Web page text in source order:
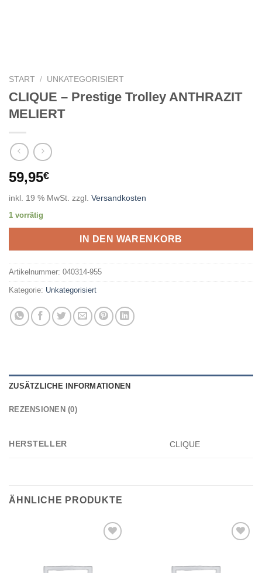
START / UNKATEGORISIERT
CLIQUE – Prestige Trolley ANTHRAZIT
MELIERT
59,95€
inkl. 19 % MwSt. zzgl. Versandkosten
1 vorrätig
IN DEN WARENKORB
Artikelnummer: 040314-955
Kategorie: Unkategorisiert
ZUSÄTZLICHE INFORMATIONEN
REZENSIONEN (0)
HERSTELLER CLIQUE
ÄHNLICHE PRODUKTE